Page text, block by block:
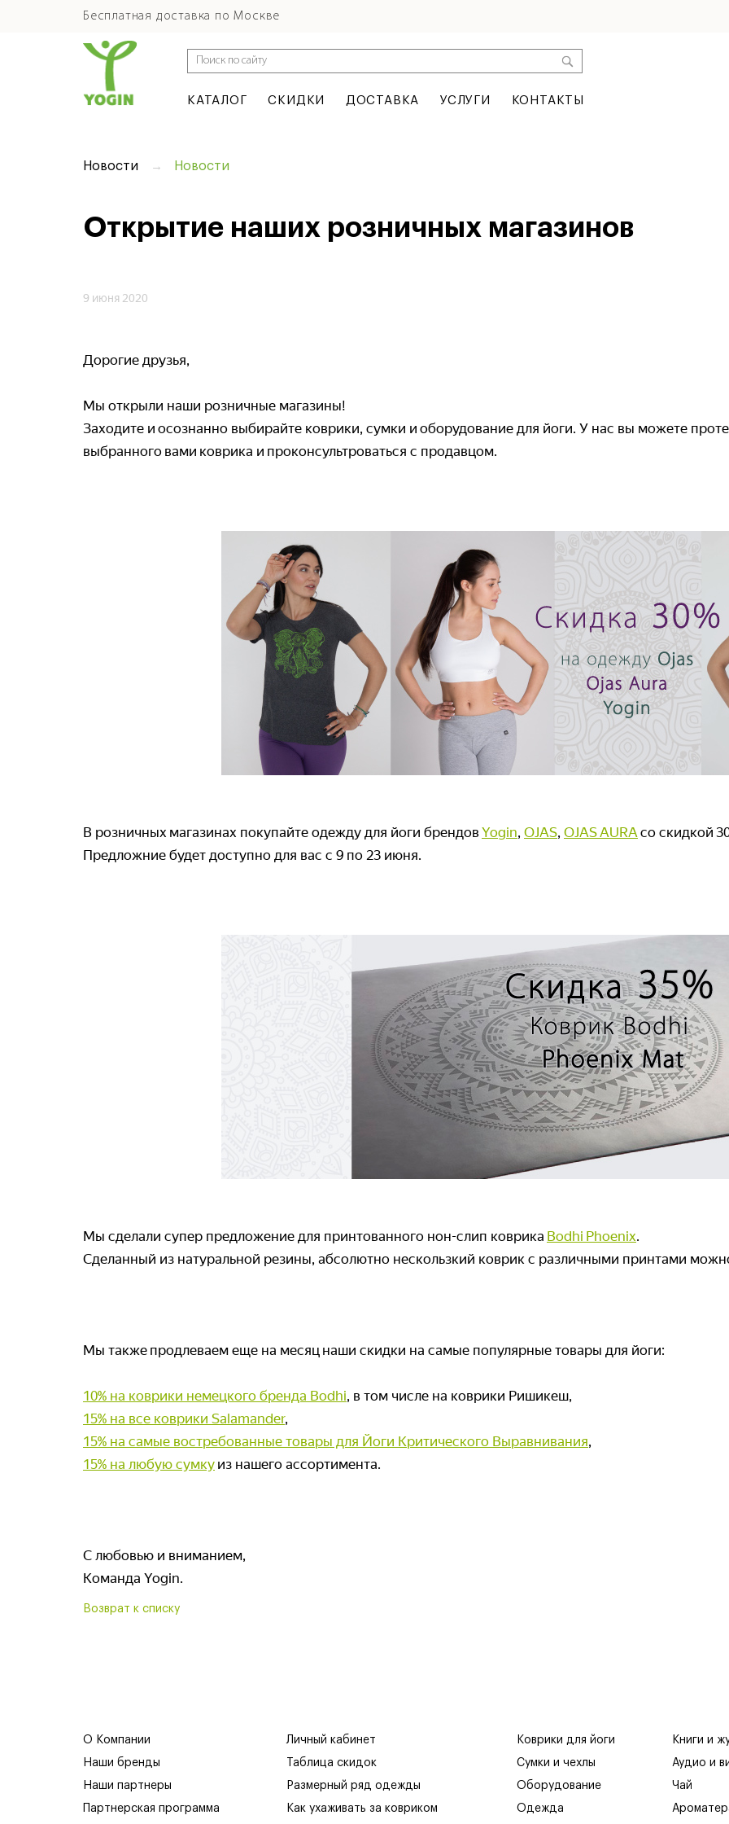
Бесплатная доставка по Москве
КАТАЛОГ СКИДКИ ДОСТАВКА УСЛУГИ КОНТАКТЫ
Новости Новости
Открытие наших розничных магазинов
9 июня 2020
Дорогие друзья,
Мы открыли наши розничные магазины!
Заходите и осознанно выбирайте коврики, сумки и оборудование для йоги. У нас вы можете
выбранного вами коврика и проконсультроваться с продавцом.
В розничныx магазинах покупайте одежду для йоги брендов Yogin, OJAS, OJAS AURAсо скидкой
Предложние будет доступно для вас с 9 по 23 июня.
Мы сделали супер предложение для принтованного нон-слип коврика Bodhi Phoenix.
Сделанный из натуральной резины, абсолютно нескользкий коврик с различными принтами
Мы также продлеваем еще на месяц наши скидки на самые популярные товары для йоги:
10% на коврики немецкого бренда Bodhi, в том числе на коврики Ришикеш,
15% на все коврики Salamander,
15% на самые востребованные товары для Йоги Критического Выравнивания,
15% на любую сумку из нашего ассортимента.
С любовью и вниманием,
Команда Yogin.
Возврат к списку
О Компании
Наши бренды
Наши партнеры
Партнерская программа
Личный кабинет
Таблица скидок
Размерный ряд одежды
Как ухаживать за ковриком
Коврики для йоги
Сумки и чехлы
Оборудование
Одежда
Книги и
Аудио и
Чай